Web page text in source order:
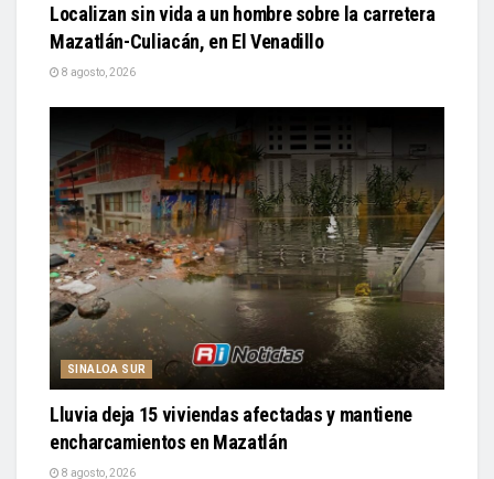
Localizan sin vida a un hombre sobre la carretera
Mazatlán-Culiacán, en El Venadillo
8 agosto, 2026
SINALOA SUR
Lluvia deja 15 viviendas afectadas y mantiene
encharcamientos en Mazatlán
8 agosto, 2026